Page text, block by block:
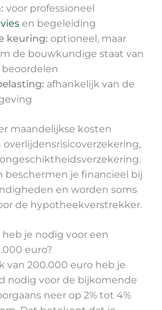
voor professioneel
en begeleiding
keuring: optioneel, maar
de bouwkundige staat van
afhankelijk van de
maandelijkse kosten
overlijdensrisicoverzekering,
beschermen je financieel bij
en worden soms
de hypotheekverstrekker.
je nodig voor een
euro?
van 200.000 euro heb je
nodig voor de bijkomende
neer op 2% tot 4%